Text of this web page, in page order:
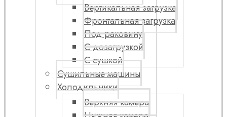
Вертикальная загрузка
Фронтальная загрузка
Под раковину
С дозагрузкой
С сушкой
Сушильные машины
Холодильники
Верхняя камера